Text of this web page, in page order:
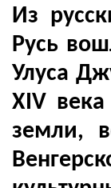
Из
Русь
Улуса
XIV
земли,